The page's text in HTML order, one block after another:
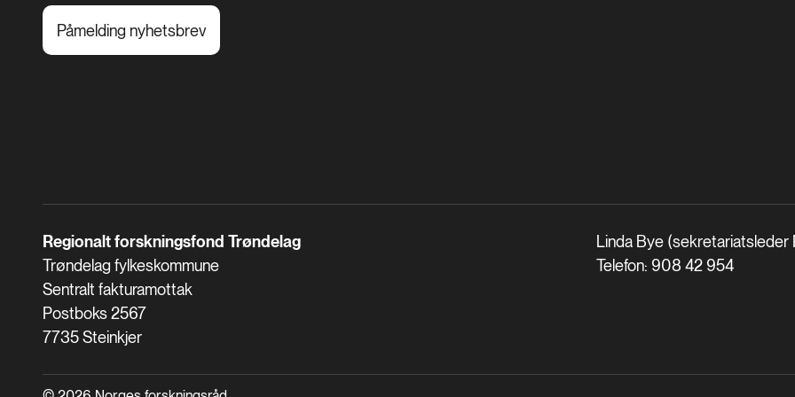
Påmelding nyhetsbrev
Regionalt forskningsfond Trøndelag
Trøndelag fylkeskommune
Sentralt fakturamottak
Postboks 2567
7735 Steinkjer
Linda Bye (sekretariatsleder
Telefon: 908 42 954